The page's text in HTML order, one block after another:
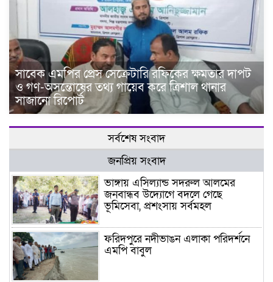
সাবেক এমপির প্রেস সেক্রেটারি রফিকের ক্ষমতার দাপট
ও গণ-অসন্তোষের তথ্য গায়েব করে ত্রিশাল থানার
সাজানো রিপোর্ট
সর্বশেষ সংবাদ
জনপ্রিয় সংবাদ
ভাঙ্গায় এসিল্যান্ড সদরুল আলমের
জনবান্ধব উদ্যোগে বদলে গেছে
ভূমিসেবা, প্রশংসায় সর্বমহল
ফরিদপুরে নদীভাঙন এলাকা পরিদর্শনে
এমপি বাবুল